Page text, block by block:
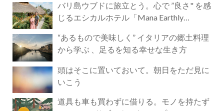
バリ島ウブドに旅立とう。心で ”良さ" を感
じるエシカルホテル「Mana Earthly
“あるもので美味しく” イタリアの郷土料理
から学ぶ 、足るを知る幸せな生き方
頭はそこに置いておいて。朝日をただ見に
いこう
道具も車も買わずに借りる。モノを持たず